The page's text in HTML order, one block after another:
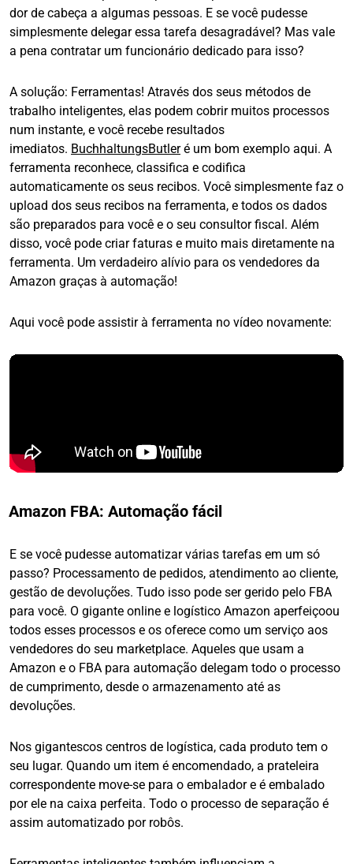
dor de cabeça a algumas pessoas. E se você pudesse
simplesmente delegar essa tarefa desagradável? Mas vale
a pena contratar um funcionário dedicado para isso?
A solução: Ferramentas! Através dos seus métodos de
trabalho inteligentes, elas podem cobrir muitos processos
num instante, e você recebe resultados
imediatos. BuchhaltungsButleré um bom exemplo aqui. A
ferramenta reconhece, classifica e codifica
automaticamente os seus recibos. Você simplesmente faz o
upload dos seus recibos na ferramenta, e todos os dados
são preparados para você e o seu consultor fiscal. Além
disso, você pode criar faturas e muito mais diretamente na
ferramenta. Um verdadeiro alívio para os vendedores da
Amazon graças à automação!
Aqui você pode assistir à ferramenta no vídeo novamente:
Amazon FBA: Automação fácil
E se você pudesse automatizar várias tarefas em um só
passo? Processamento de pedidos, atendimento ao cliente,
gestão de devoluções. Tudo isso pode ser gerido pelo FBA
para você. O gigante online e logístico Amazon aperfeiçoou
todos esses processos e os oferece como um serviço aos
vendedores do seu marketplace. Aqueles que usam a
Amazon e o FBA para automação delegam todo o processo
de cumprimento, desde o armazenamento até as
devoluções.
Nos gigantescos centros de logística, cada produto tem o
seu lugar. Quando um item é encomendado, a prateleira
correspondente move-se para o embalador e é embalado
por ele na caixa perfeita. Todo o processo de separação é
assim automatizado por robôs.